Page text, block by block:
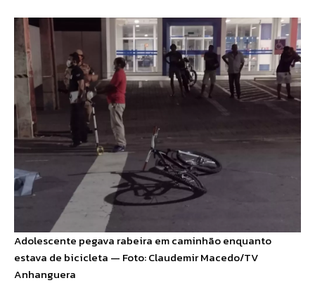
Adolescente pegava rabeira em caminhão enquanto
estava de bicicleta — Foto: Claudemir Macedo/TV
Anhanguera